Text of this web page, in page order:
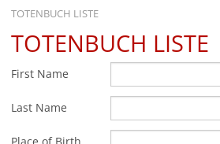
TOTENBUCH LISTE
STARTSEITE
AUSSTELLUNGEN
GESCHICHTE
BILDUNG
TOTENBUCH LISTE
First Name
Last Name